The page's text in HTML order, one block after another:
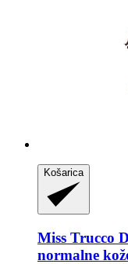
Košarica
Miss Trucco
normalne